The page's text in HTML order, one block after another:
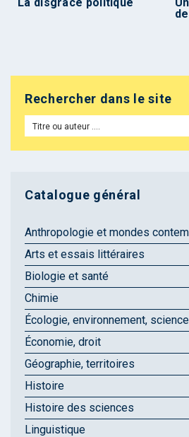
Rechercher dans le site
Catalogue général
Anthropologie et mondes
Arts et essais littéraires
Biologie et santé
Chimie
Écologie, environnement,
Économie, droit
Géographie, territoires
Histoire
Histoire des sciences
Linguistique